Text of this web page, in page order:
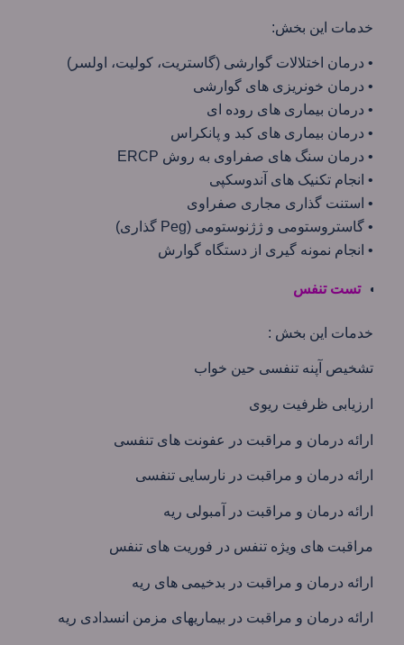
خدمات این بخش:
• درمان اختلالات گوارشی (گاستریت، کولیت، اولسر)
• درمان خونریزی های گوارشی
• درمان بیماری های روده ای
• درمان بیماری های کبد و پانکراس
• درمان سنگ های صفراوی به روش ERCP
• انجام تکنیک های آندوسکپی
• استنت گذاری مجاری صفراوی
• گاستروستومی و ژژنوستومی (Peg گذاری)
• انجام نمونه گیری از دستگاه گوارش
تست تنفس
خدمات این بخش :
تشخیص آپنه تنفسی حین خواب
ارزیابی ظرفیت ریوی
ارائه درمان و مراقبت در عفونت های تنفسی
ارائه درمان و مراقبت در نارسایی تنفسی
ارائه درمان و مراقبت در آمبولی ریه
مراقبت های ویژه تنفس در فوریت های تنفس
ارائه درمان و مراقبت در بدخیمی های ریه
ارائه درمان و مراقبت در بیماریهای مزمن انسدادی ریه